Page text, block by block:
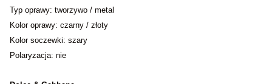
Typ oprawy: tworzywo / metal
Kolor oprawy: czarny / złoty
Kolor soczewki: szary
Polaryzacja: nie